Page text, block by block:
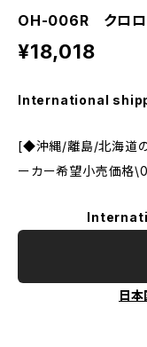
OH-006R クロロ
¥18,018
International
[◆沖縄/離島/北海道の
ーカー希望小売価格\0
日